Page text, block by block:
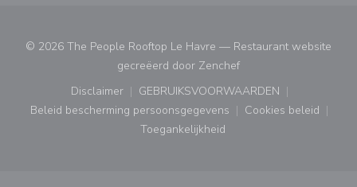
© 2026 The People Rooftop Le Havre — Restaurant website
gecreëerd door Zenchef((opent in een nieuw
Disclaimer
((opent in een nieuw venster))
GEBRUIKSVOORWAARDEN
((opent in een nieuw
Beleid bescherming persoonsgegevens
((opent in een nieuw venster))
Cookies beleid
((opent in
Toegankelijkheid
((opent in een nieuw venster))